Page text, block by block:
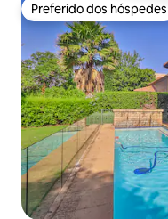
Preferido dos hóspedes
Preferido dos hóspedes